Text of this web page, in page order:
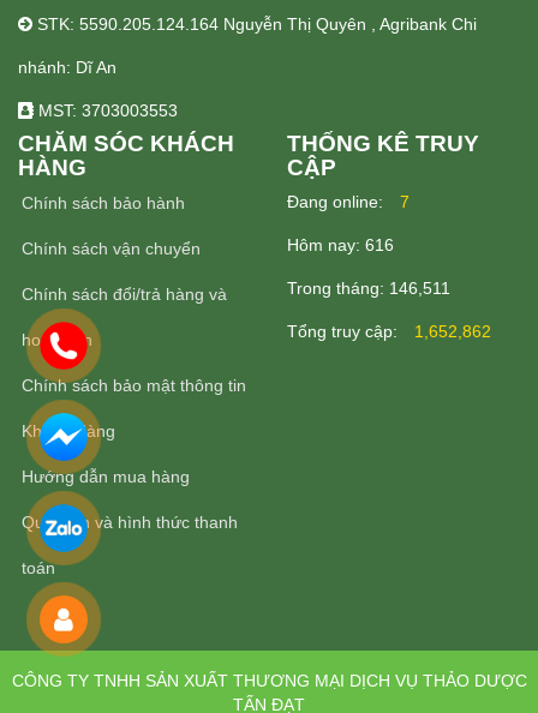
STK: 5590.205.124.164 Nguyễn Thị Quyên , Agribank Chi
nhánh: Dĩ An
MST: 3703003553
CHĂM SÓC KHÁCH
HÀNG
Chính sách bảo hành
Chính sách vận chuyển
Chính sách đổi/trả hàng và
hoàn tiền
Chính sách bảo mật thông tin
Khách Hàng
Hướng dẫn mua hàng
Quy định và hình thức thanh
toán
THỐNG KÊ TRUY
CẬP
Ðang online: 7
Hôm nay: 616
Trong tháng: 146,511
Tổng truy cập: 1,652,862
CÔNG TY TNHH SẢN XUẤT THƯƠNG MẠI DỊCH VỤ THẢO DƯỢC
TẤN ĐẠT